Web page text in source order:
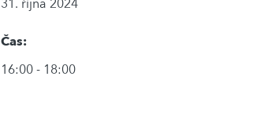
31. října 2024
Čas:
16:00 - 18:00